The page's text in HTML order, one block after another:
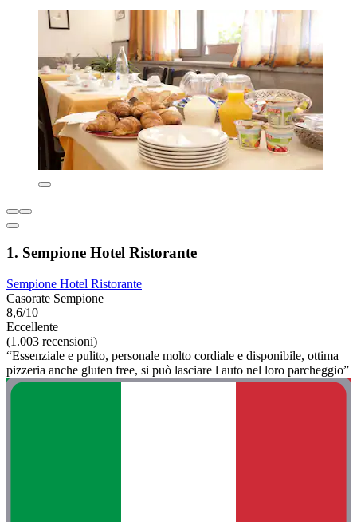
1. Sempione Hotel Ristorante
Sempione Hotel Ristorante
Casorate Sempione
8,6/10
Eccellente
(1.003 recensioni)
“Essenziale e pulito, personale molto cordiale e disponibile, ottima
pizzeria anche gluten free, si può lasciare l auto nel loro parcheggio”